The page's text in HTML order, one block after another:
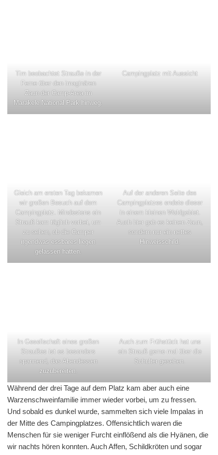
Tim beobachtet Strauße in der
Ferne über den imaginären
Zaun der Camp-Area im
Marakele National Park hinweg.
Campingplatz mit Aussicht
Gleich am ersten Tag bekamen
wir großen Besuch auf dem
Campingplatz. Mindestens ein
Strauß kam täglich vorbei, um
zu sehen, ob die Camper
irgendwas essbares liegen
gelassen hatten.
Auf der anderen Seite des
Campingplatzes endete dieser
in einem kleinen Waldgebiet.
Auch hier gab es keinen Zaun,
sondern nur ein nettes
Hinweisschild.
In Gesellschaft eines großen
Straußes ist es besonders
spannend, das Abendessen
zuzubereiten.
Auch zum Frühstück hat uns
ein Strauß gerne mal über die
Schulter gesehen.
Während der drei Tage auf dem Platz kam aber auch eine
Warzenschweinfamilie immer wieder vorbei, um zu fressen.
Und sobald es dunkel wurde, sammelten sich viele Impalas in
der Mitte des Campingplatzes. Offensichtlich waren die
Menschen für sie weniger Furcht einflößend als die Hyänen, die
wir nachts hören konnten. Auch Affen, Schildkröten und sogar